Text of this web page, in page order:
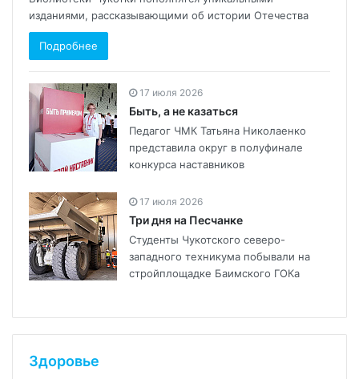
изданиями, рассказывающими об истории Отечества
Подробнее
17 июля 2026
Быть, а не казаться
Педагог ЧМК Татьяна Николаенко
представила округ в полуфинале
конкурса наставников
17 июля 2026
Три дня на Песчанке
Студенты Чукотского северо-
западного техникума побывали на
стройплощадке Баимского ГОКа
Здоровье